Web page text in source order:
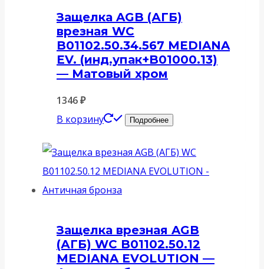
Защелка AGB (АГБ)
врезная WC
B01102.50.34.567 MEDIANA
EV. (инд.упак+B01000.13)
— Матовый хром
1346₽
В корзину
Подробнее
Защелка врезная AGB
(АГБ) WC B01102.50.12
MEDIANA EVOLUTION —